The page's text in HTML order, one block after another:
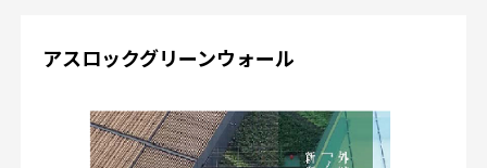
アスロックグリーンウォール